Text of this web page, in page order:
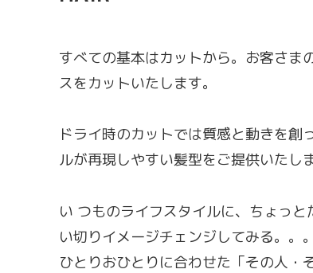
すべての基本はカットから。お客さま
スをカットいたします。
ドライ時のカットでは質感と動きを
ルが再現しやすい髪型をご提供いたしま
い つものライフスタイルに、ちょっ
い切りイメージチェンジしてみる。。
ひとりおひとりに合わせた「その人・